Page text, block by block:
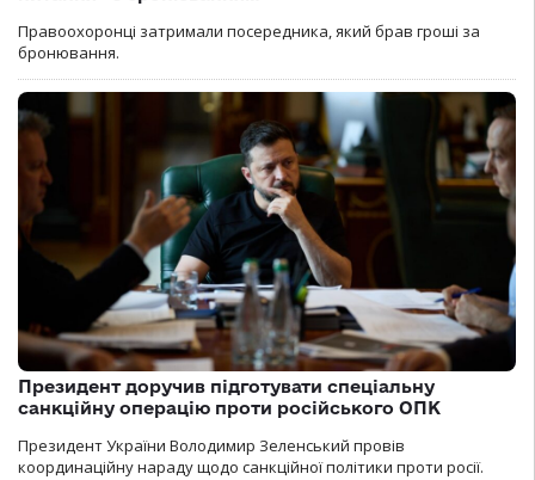
Правоохоронці затримали посередника, який брав гроші за
бронювання.
Президент доручив підготувати спеціальну
санкційну операцію проти російського ОПК
Президент України Володимир Зеленський провів
координаційну нараду щодо санкційної політики проти росії.